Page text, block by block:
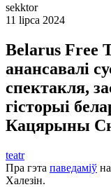
sekktor
11 lipca 2024
Belarus Free
анансавалі
спектакля,
гісторыі
Кацярыны
teatr
Пра гэта паведаміў
Халезін.